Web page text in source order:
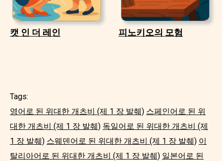
캣 인 더 레인 피노키오의 모험
Tags:
영어로 된 위대한 개츠비 (제 1 장 발췌) 스페인어로 된 위
대한 개츠비 (제 1 장 발췌) 독일어로 된 위대한 개츠비 (제
1 장 발췌) 스웨덴어로 된 위대한 개츠비 (제 1 장 발췌) 이
탈리아어로 된 위대한 개츠비 (제 1 장 발췌) 일본어로 된